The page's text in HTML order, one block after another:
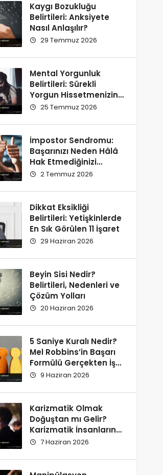
Kaygı Bozukluğu
Belirtileri: Anksiyete
Nasıl Anlaşılır?
29 Temmuz 2026
Mental Yorgunluk
Belirtileri: Sürekli
Yorgun Hissetmenizin
12 Olası Nedeni
25 Temmuz 2026
İmpostor Sendromu:
Başarınızı Neden Hâlâ
Hak Etmediğinizi
Düşünüyorsunuz?
2 Temmuz 2026
Dikkat Eksikliği
Belirtileri: Yetişkinlerde
En Sık Görülen 11 İşaret
29 Haziran 2026
Beyin Sisi Nedir?
Belirtileri, Nedenleri ve
Çözüm Yolları
20 Haziran 2026
5 Saniye Kuralı Nedir?
Mel Robbins’in Başarı
Formülü Gerçekten İşe
Yarıyor
9 Haziran 2026
Karizmatik Olmak
Doğuştan mı Gelir?
Karizmatik İnsanların
Ortak Özellikleri
7 Haziran 2026